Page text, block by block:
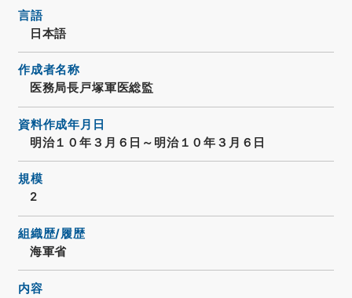
言語
日本語
作成者名称
医務局長戸塚軍医総監
資料作成年月日
明治１０年３月６日～明治１０年３月６日
規模
2
組織歴/履歴
海軍省
内容